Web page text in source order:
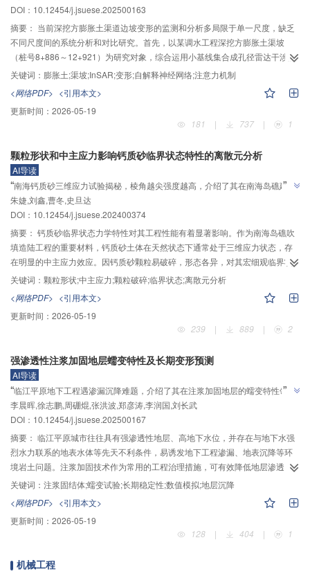
的剪切力学特性，而基于可变形圆化多边形离散单元法的模拟准脆性材料断裂
法能够较好地模拟可破碎块体和可变形块体的剪切力学特性。
DOI： 10.12454/j.jsuese.202500163
摘要： 当前深挖方膨胀土渠道边坡变形的监测和分析多局限于单一尺度，缺乏
不同尺度间的系统分析和对比研究。首先，以某调水工程深挖方膨胀土渠坡
（桩号8+886～12+921）为研究对象，综合运用小基线集合成孔径雷达干涉测
量（SBAS‒InSAR）技术与传统变形监测手段开展研究。采用SBAS‒InSAR技
术处理128景Sentinel‒1A影像数据，通过表面沉降监测数据验证SBAS‒InSAR
结果的可靠性，识别变形速率大于10 mm/a的渠段。其次，结合SBAS‒InSAR
数据与内部测斜监测数据，从空间上系统分析渠坡的内外部变形特征。最后，
选取渠坡地下水位、渠道水位、温度、降雨及时效等影响因子，构建基于注意
小。结果表明：SBAS‒InSAR技术与传统监测手段的变形结果差值小于3 mm，
两种监测方法得到的变形趋势一致，渠坡整体呈上抬变形状态，平均变形速率
为-10～24 mm/a，其中，桩号11+806～12+921渠段变形较大；以11+700～
11+800渠段内的孔径雷达干涉测量技术（InSAR）测点和测斜管数据为例，构
建的变形预测模型具有较高精度；卫星视线方向（LOS）的表面变形与内部指
向渠道中心线方向（A向）的位移均未表现出收敛趋势，其中，LOS向变形主要
受地下水位、渠道水位及时效因素影响，而渠坡深度3.5 m以下的A向位移则主
要与温度和时效因素相关。研究成果可为膨胀土渠坡的安全监控与风险防控提
供科学依据和技术支撑。
关键词： 膨胀土;渠坡;InSAR;变形;自解释神经网络;注意力机制
<网络PDF> <引用本文>
更新时间： 2026-05-19
181
| 737 | 1
颗粒形状和中主应力影响钙质砂临界状态特性的离散元分析
AI导读
“南海钙质砂三维应力试验揭秘，棱角越尖强度越高，介绍了其在南海岛礁建设
的研究进展，为填岛地基设计提供解决方案
”
朱婕,刘鑫,曹冬,史旦达
DOI： 10.12454/j.jsuese.202400374
摘要： 钙质砂临界状态力学特性对其工程性能有着显著影响。作为南海岛礁吹
填造陆工程的重要材料，钙质砂土体在天然状态下通常处于三维应力状态，存
在明显的中主应力效应。因钙质砂颗粒易破碎，形态各异，对其宏细观临界状
态力学特性有显著影响。为深入研究三维应力状态下颗粒形状对钙质砂临界状
中采用碎片替换法构建颗粒破碎模型，开展了一
系列真三轴排水剪切模拟，重点分析了颗粒形状和中主应力对数值试样临界状
态特性的影响。研究发现：在宏观上，随着颗粒棱角度的增加，试样峰值强度
随之增加，达到临界状态时的体积膨胀量更加显著，q‒p空间内临界状态线的斜
力，e为孔隙比）。随着中主应力系数b的增加，试样峰值强度和临界状态体积
膨胀量均逐渐降低，e‒p空间内临界状态线的截距随着b值的增加，呈现先减少
后增加的趋势。在细观上，当试样达到临界状态时，随着颗粒棱角度的增加，
颗粒体系的平均配位数逐渐减小而接触法向力各向异性逐渐增强，冗余比、孔
隙比、平均主应力三者之间呈现良好的线性相关性，在三维空间内逐渐上移。
随着b值的增加，试样法向接触力各向异性系数逐渐减小，而试样平均配位数逐
渐增大。
关键词： 颗粒形状;中主应力;颗粒破碎;临界状态;离散元分析
<网络PDF> <引用本文>
更新时间： 2026-05-19
239
| 889 | 2
强渗透性注浆加固地层蠕变特性及长期变形预测
AI导读
“临江平原地下工程遇渗漏沉降难题，介绍了其在注浆加固地层的蠕变特性领域
的研究进展，研究团队建立分级加载试验体系，为解决长期稳定性问题提供方
案”
”
李晨晖,徐志鹏,周硼焜,张洪波,郑彦涛,李润国,刘长武
DOI： 10.12454/j.jsuese.202500167
摘要： 临江平原城市往往具有强渗透性地层、高地下水位，并存在与地下水强
烈水力联系的地表水体等先天不利条件，易诱发地下工程渗漏、地表沉降等环
境岩土问题。注浆加固技术作为常用的工程治理措施，可有效降低地层渗透
性、提升地基承载力，并进一步控制地表沉降。然而，在长期应力‒地下水压耦
合作用下，注浆加固地层可能发生显著的蠕变变形甚至是蠕变破坏，严重影响
工程在服役期间的安全性与长期稳定性。为系统研究注浆加固地层的蠕变特性
及其演化规律，以注浆加固形成的粉砂、砂卵石固结体为研究对象，开展真实
水环境下分级加载蠕变试验并分析其蠕变特征。结果表明：随着荷载水平的提
结体主要经历减速、等速蠕变阶段，蠕变量最终趋于某一稳定值；而在高应力
关键词： 注浆固结体;蠕变试验;长期稳定性;数值模拟;地层沉降
<网络PDF> <引用本文>
更新时间： 2026-05-19
128
| 404 | 1
机械工程